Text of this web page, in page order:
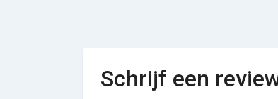
Schrijf een